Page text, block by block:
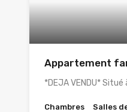
Appartement
*DEJA VENDU* Situé
Chambres Salles